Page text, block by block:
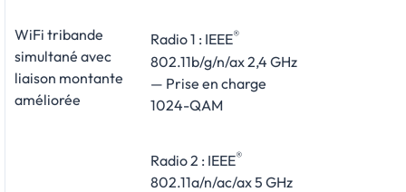
WiFi tribande
simultané avec
liaison montante
améliorée
Radio 1 : IEEE®
802.11b/g/n/ax 2,4 GHz
— Prise en charge
1024-QAM
Radio 2 : IEEE®
802.11a/n/ac/ax 5 GHz